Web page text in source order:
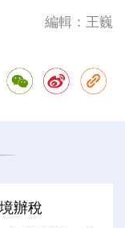
編輯：王巍
辦稅